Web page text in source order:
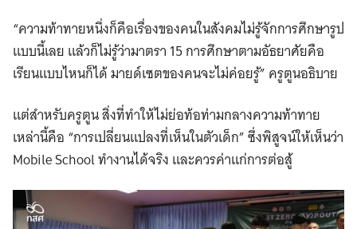
“ความท้าทายหนึ่งก็คือเรื่องของคนในสังคมไม่รู้จักการศึกษารูป
แบบนี้เลย แล้วก็ไม่รู้ว่ามาตรา 15 การศึกษาตามอัธยาศัยคือ
เรียนแบบไหนก็ได้ มายด์เซตของคนจะไม่ค่อยรู้” ครูตูนอธิบาย
แต่สำหรับครูตูน สิ่งที่ทำให้ไม่ย่อท้อท่ามกลางความท้าทาย
เหล่านี้คือ “การเปลี่ยนแปลงที่เห็นในตัวเด็ก” ซึ่งพิสูจน์ให้เห็นว่า
Mobile School ทำงานได้จริง และควรค่าแก่การต่อสู้